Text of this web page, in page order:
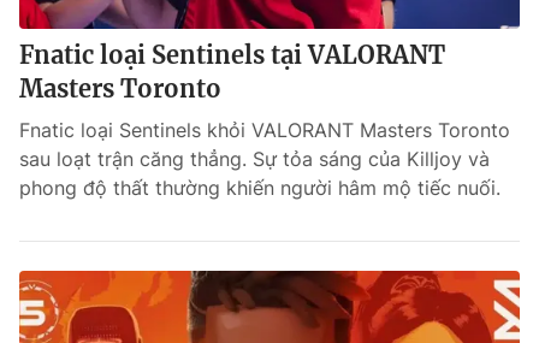
Fnatic loại Sentinels tại VALORANT
Masters Toronto
Fnatic loại Sentinels khỏi VALORANT Masters Toronto
sau loạt trận căng thẳng. Sự tỏa sáng của Killjoy và
phong độ thất thường khiến người hâm mộ tiếc nuối.